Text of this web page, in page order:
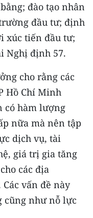
đào tạo nhân
đầu tư; định
xúc tiến đầu tư;
Nghị định 57.
cho rằng các
Hồ Chí Minh
có hàm lượng
nữa mà nên tập
dịch vụ, tài
giá trị gia tăng
các địa
vấn đề này
cũng như nỗ lực